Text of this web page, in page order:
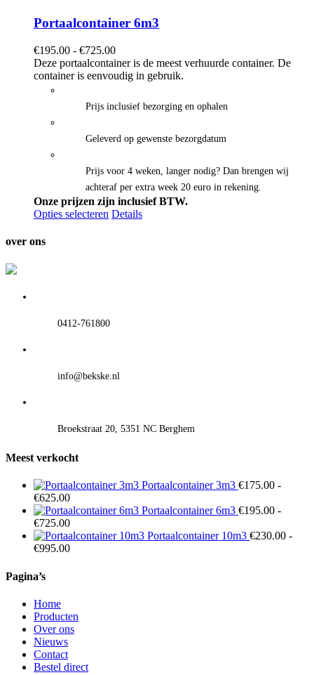
Portaalcontainer 6m3
€195.00 - €725.00Prijsklasse:
€195.00
tot
Deze portaalcontainer is de meest verhuurde container. De
container is eenvoudig in gebruik.
Prijs inclusief bezorging en ophalen
Geleverd op gewenste bezorgdatum
Prijs voor 4 weken, langer nodig? Dan brengen wij
achteraf per extra week 20 euro in rekening.
Onze prijzen zijn inclusief BTW.
Opties selecteren Details
over ons
0412-761800
info@bekske.nl
Broekstraat 20, 5351 NC Berghem
Meest verkocht
Portaalcontainer 3m3 €175.00 -
€625.00Prijsklasse:
€175.00
tot
€625.00
Portaalcontainer 6m3 €195.00 -
€725.00Prijsklasse:
€195.00
tot
Portaalcontainer 10m3 €230.00 -
€995.00Prijsklasse:
Pagina’s
Home
Producten
Over ons
Nieuws
Contact
Bestel direct